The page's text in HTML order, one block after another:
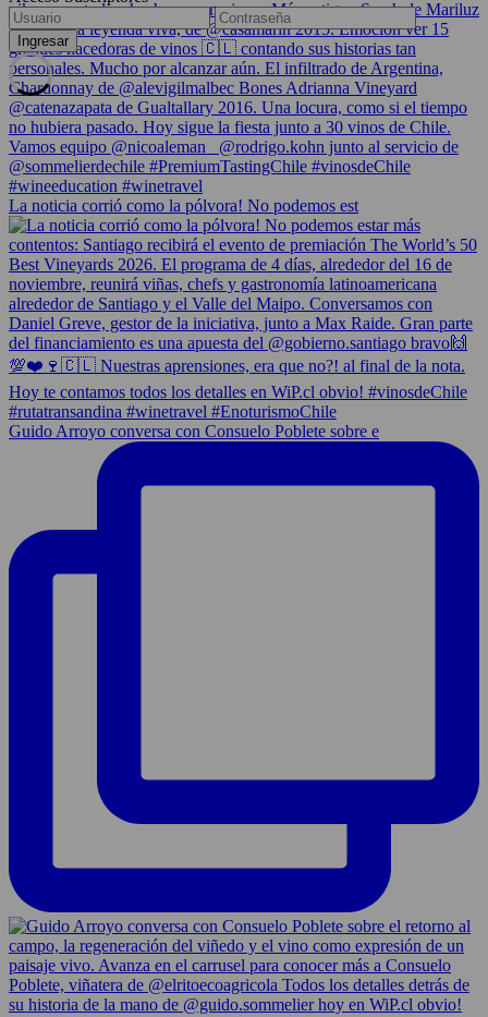
La noticia corrió como la pólvora! No podemos est
Guido Arroyo conversa con Consuelo Poblete sobre e